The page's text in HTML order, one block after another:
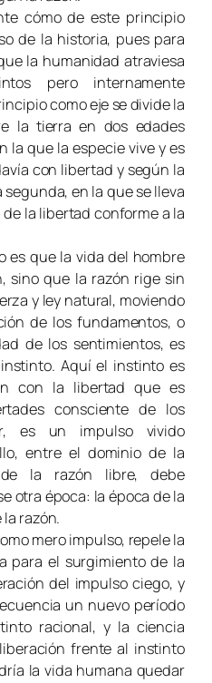
cómo de este principio
de la historia, pues para
la humanidad atraviesa
pero internamente
como eje se divide la
la tierra en dos edades
la que la especie vive y es
con libertad y según la
en la que se lleva
la libertad conforme a la
es que la vida del hombre
sino que la razón rige sin
y ley natural, moviendo
de los fundamentos, o
de los sentimientos, es
Aquí el instinto es
con la libertad que es
consciente de los
es un impulso vivido
entre el dominio de la
la razón libre, debe
otra época: la época de la
razón.
mero impulso, repele la
para el surgimiento de la
del impulso ciego, y
un nuevo período
racional, y la ciencia
frente al instinto
la vida humana quedar